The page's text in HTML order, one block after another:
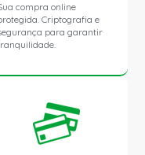
(1996 - 1997)
(1997 - 2000)
compra online
Criptografia e
para garantir